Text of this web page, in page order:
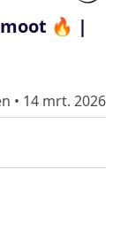
🔥 |
• 14 mrt. 2026